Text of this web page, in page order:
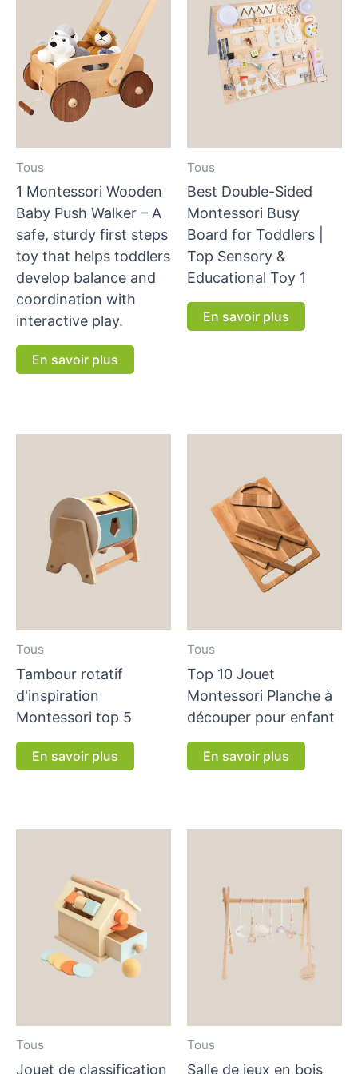
Tous
1 Montessori Wooden
Baby Push Walker – A
safe, sturdy first steps
toy that helps toddlers
develop balance and
coordination with
interactive play.
En savoir plus
Tous
Best Double-Sided
Montessori Busy
Board for Toddlers |
Top Sensory &
Educational Toy 1
En savoir plus
Tous
Tambour rotatif
d'inspiration
Montessori top 5
En savoir plus
Tous
Top 10 Jouet
Montessori Planche à
découper pour enfant
En savoir plus
Tous
Jouet de classification
Tous
Salle de jeux en bois